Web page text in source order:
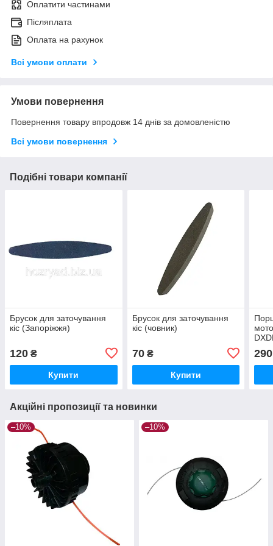
Оплатити частинами
Післяплата
Оплата на рахунок
Всі умови оплати
Умови повернення
Повернення товару впродовж 14 днів за домовленістю
Всі умови повернення
Подібні товари компанії
Брусок для заточування
кіс (Запоріжжя)
120 ₴
Купити
Брусок для заточування
кіс (човник)
70₴
Купити
290
Акційні пропозиції та новинки
–10% –10%